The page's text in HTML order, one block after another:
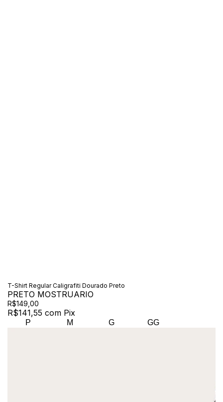
T-Shirt Regular Caligrafiti Dourado Preto
PRETO MOSTRUARIO
R$149,00
R$141,55 com Pix
P M G GG